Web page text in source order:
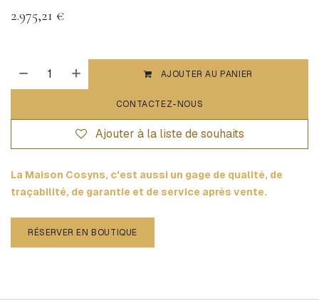
2.975,21 €
AJOUTER AU PANIER
CONTACTEZ-NOUS
Ajouter à la liste de souhaits
La Maison Cosyns, c'est aussi un gage de qualité, de
traçabilité, de garantie et de service après vente.
RÉSERVER EN BOUTIQUE